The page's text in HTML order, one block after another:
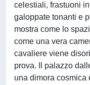
celestiali, frastuoni
galoppate tonanti e
mostra come lo
come una vera
cavaliere viene
prova. Il palazzo
una dimora cosmica